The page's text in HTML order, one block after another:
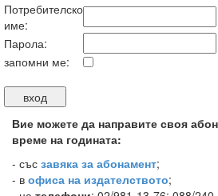
Потребителско
име:
Парола:
запомни ме:
Вие можете да направите своя
време на годината:
- със завяка за абонамент;
- в офиса на издателството;